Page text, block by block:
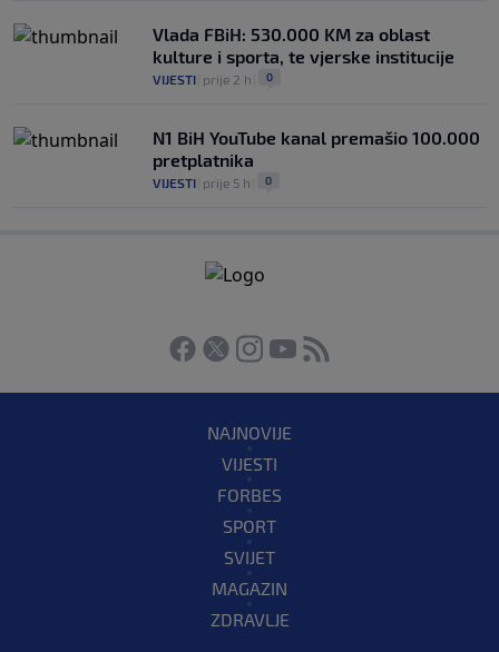
Vlada FBiH: 530.000 KM za oblast
kulture i sporta, te vjerske institucije
VIJESTI prije 2 h 0
N1 BiH YouTube kanal premašio 100.000
pretplatnika
VIJESTI prije 5 h 0
NAJNOVIJE
VIJESTI
FORBES
SPORT
SVIJET
MAGAZIN
ZDRAVLJE